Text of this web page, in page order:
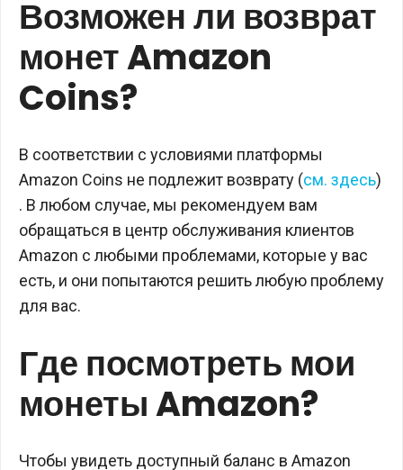
Возможен ли возврат
монет Amazon
Coins?
В соответствии с условиями платформы
Amazon Coins не подлежит возврату (см. здесь)
. В любом случае, мы рекомендуем вам
обращаться в центр обслуживания клиентов
Amazon с любыми проблемами, которые у вас
есть, и они попытаются решить любую проблему
для вас.
Где посмотреть мои
монеты Amazon?
Чтобы увидеть доступный баланс в Amazon